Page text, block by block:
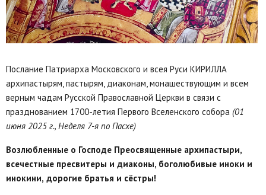
Послание Патриарха Московского и всея Руси КИРИЛЛА
архипастырям, пастырям, диаконам, монашествующим и всем
верным чадам Русской Православной Церкви в связи с
празднованием 1700-летия Первого Вселенского собора (01
июня 2025 г., Неделя 7-я по Пасхе)
Возлюбленные о Господе Преосвященные архипастыри,
всечестные пресвитеры и диаконы, боголюбивые иноки и
инокини, дорогие братья и сёстры!